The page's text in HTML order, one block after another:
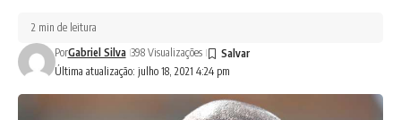
Última atualização: julho 18, 2021 4:24 pm
PorGabriel Silva 398 Visualizações
2 min de leitura